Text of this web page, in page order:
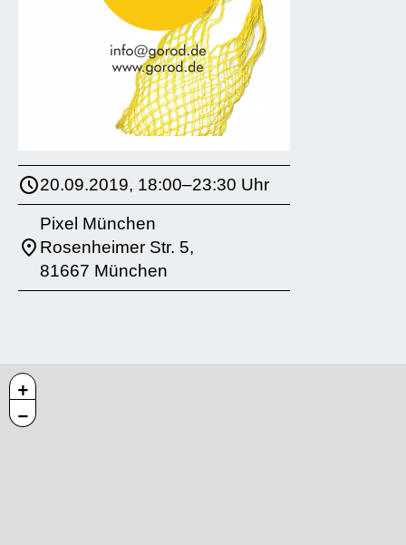
20.09.2019, 18:00–23:30 Uhr
Pixel München
Rosenheimer Str. 5,
81667 München
+
−